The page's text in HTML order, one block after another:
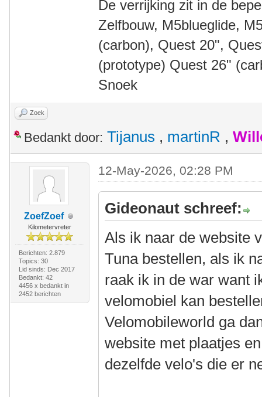
De verrijking zit in de
Zelfbouw, M5blueglide,
(carbon), Quest 20",
(prototype) Quest 26"
Snoek
Zoek
Bedankt door: Tijanus , martinR ,
ZoefZoef
Kilometervreter
Berichten: 2.879
Topics: 30
Lid sinds: Dec 2017
Bedankt: 42
4456 x bedankt in
2452 berichten
12-May-2026, 02:28 PM
Gideonaut schreef:
Als ik naar de website
Tuna bestellen, als ik
raak ik in de war want
velomobiel kan
Velomobileworld ga
website met plaatjes
dezelfde velo's die er